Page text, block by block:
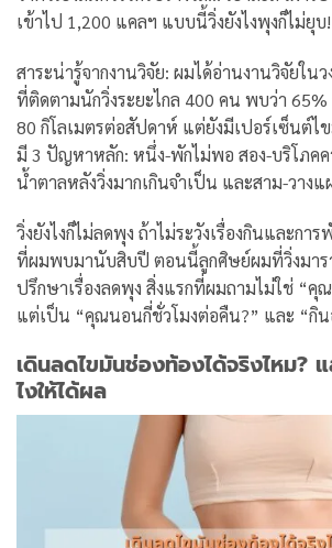
เข้าไป 1,200 แคลฯ แบบนี้วิ่งยังไงพุงก็ไม่ยุบ!
สาระน่ารู้จากงานวิจัย: ผมได้อ่านงานวิจัยในว
ที่ติดตามนักวิ่งระยะไกล 400 คน พบว่า
80 กิโลเมตรต่อสัปดาห์ แต่ยังมีเปอร์เซ็นต์ไ
มี 3 ปัญหาหลัก: หนึ่ง-พักไม่พอ สอง-บริโภคค
น้ำตาลหลังวิ่งมากเกินจำเป็น และสาม-วาง
วิ่งยังไงก็ไม่ลดพุง ถ้าไม่ระวังเรื่องกินและกา
ที่ผมพบมานับสิบปี ตอนนี้ลูกศิษย์ผมที่วิ่งมาร
ปรึกษาเรื่องลดพุง สิ่งแรกที่ผมถามไม่ใช่ “คุ
แต่เป็น “คุณนอนกี่ชั่วโมงต่อคืน?” และ “กิน
เดินลดไขมันช่องท้องได้จริงไหม?
ไงให้ได้ผล